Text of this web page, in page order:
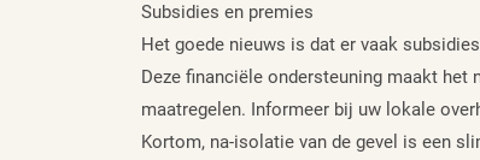
Subsidies en premies
Het goede nieuws is dat er vaak
Deze financiële ondersteuning maakt
maatregelen. Informeer bij uw lokale
Kortom, na-isolatie van de gevel is een